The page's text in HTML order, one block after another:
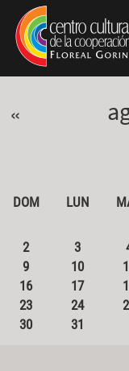
Pasar al contenido
Jump to main content
«
DOM LUN
2
3
9
10
16
17
23
24
30
31